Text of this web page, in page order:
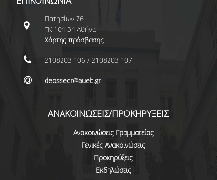
ΕΡΓΑΣΤΗΡΙΑΚΟ ΠΡΟΣΩΠΙΚΟ
ΜΗΤΡΩΟ ΓΝΩΣΤΙΚΩΝ ΑΝΤΙΚΕΙΜΕΝΩΝ
ΤΜΗΜΑΤΟΣ
ΜΗΤΡΩΑ ΜΕΛΩΝ ΤΜΗΜΑΤΟΣ
ΥΠΟΨΗΦΙΟΙ ΦΟΙΤΗΤΕΣ
ΓΙΑΤΙ ΔΕΟΣ
ΟΙΚΟΝΟΜΙΚΑ ΜΕ ΔΙΕΘΝΗ ΔΙΑΣΤΑΣΗ
ΔΙΕΠΙΣΤΗΜΟΝΙΚΟΤΗΤΑ
ΣΥΝΕΙΣΦΟΡΑ ΚΑΘΗΓΗΤΩΝ
Πατησίων 76
ΤΚ 104 34 Αθήνα
Χάρτης πρόσβασης
2108203 106 / 2108203 107
deossecr@aueb.gr
ΑΝΑΚΟΙΝΩΣΕΙΣ/ΠΡΟΚΗΡΥΞΕΙΣ
Ανακοινώσεις Γραμματείας
Γενικές Ανακοινώσεις
Προκηρύξεις
Εκδηλώσεις